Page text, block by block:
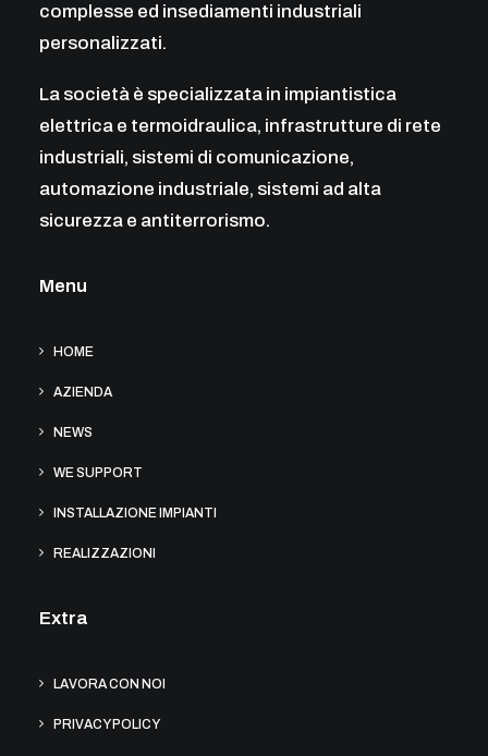
complesse ed insediamenti industriali
personalizzati.
La società è specializzata in impiantistica
elettrica e termoidraulica, infrastrutture di rete
industriali, sistemi di comunicazione,
automazione industriale, sistemi ad alta
sicurezza e antiterrorismo.
Menu
HOME
AZIENDA
NEWS
WE SUPPORT
INSTALLAZIONE IMPIANTI
REALIZZAZIONI
Extra
LAVORA CON NOI
PRIVACY POLICY